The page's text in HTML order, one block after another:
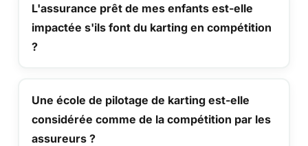
L'assurance prêt de mes enfants est-elle
impactée s'ils font du karting en compétition
?
Une école de pilotage de karting est-elle
considérée comme de la compétition par les
assureurs ?